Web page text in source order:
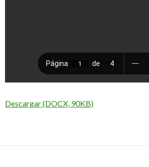
Descargar (DOCX, 90KB)